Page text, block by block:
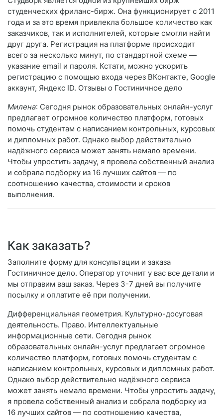
студенческих фриланс-бирж. Она функционирует с 2011
года и за это время привлекла большое количество как
заказчиков, так и исполнителей, которые смогли найти
друг друга. Регистрация на платформе происходит
всего за несколько минут, по стандартной схеме —
указание email и пароля. Кстати, можно ускорить
регистрацию с помощью входа через ВКонтакте, Google
аккаунт, Яндекс ID. Отзывы о Гостиничное дело
Милена: Сегодня рынок образовательных онлайн-услуг
предлагает огромное количество платформ, готовых
помочь студентам с написанием контрольных, курсовых
и дипломных работ. Однако выбор действительно
надёжного сервиса может занять немало времени.
Чтобы упростить задачу, я провела собственный анализ
и собрала подборку из 16 лучших сайтов — по
соотношению качества, стоимости и сроков
выполнения.
Как заказать?
Заполните форму для консультации и заказа
Гостиничное дело. Оператор уточнит у вас все детали и
мы отправим ваш заказ. Через 3-7 дней вы получите
посылку и оплатите её при получении.
Дифференциальная геометрия. Культурно-досуговая
деятельность. Право. Интеллектуальные
информационные сети. Сегодня рынок
образовательных онлайн-услуг предлагает огромное
количество платформ, готовых помочь студентам с
написанием контрольных, курсовых и дипломных работ.
Однако выбор действительно надёжного сервиса
может занять немало времени. Чтобы упростить задачу,
я провела собственный анализ и собрала подборку из
16 лучших сайтов — по соотношению качества,